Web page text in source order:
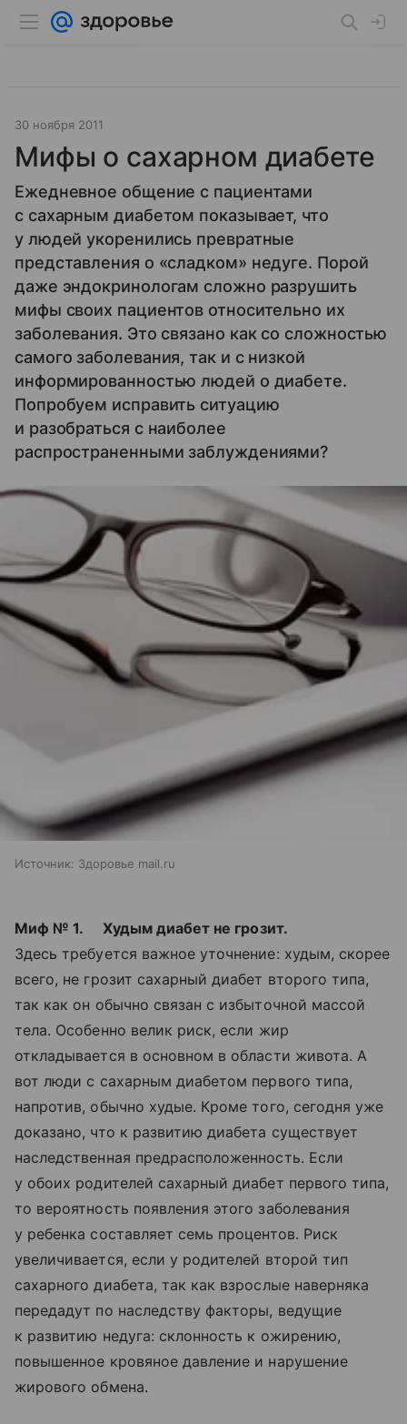
30 ноября 2011
Мифы о сахарном диабете
Ежедневное общение с пациентами
с сахарным диабетом показывает, что
у людей укоренились превратные
представления о «сладком» недуге. Порой
даже эндокринологам сложно разрушить
мифы своих пациентов относительно их
заболевания. Это связано как со сложностью
самого заболевания, так и с низкой
информированностью людей о диабете.
Попробуем исправить ситуацию
и разобраться с наиболее
распространенными заблуждениями?
Источник: Здоровье mail.ru
Миф № 1. Худым диабет не грозит.
Здесь требуется важное уточнение: худым, скорее
всего, не грозит сахарный диабет второго типа,
так как он обычно связан с избыточной массой
тела. Особенно велик риск, если жир
откладывается в основном в области живота. А
вот люди с сахарным диабетом первого типа,
напротив, обычно худые. Кроме того, сегодня уже
доказано, что к развитию диабета существует
наследственная предрасположенность. Если
у обоих родителей сахарный диабет первого типа,
то вероятность появления этого заболевания
у ребенка составляет семь процентов. Риск
увеличивается, если у родителей второй тип
сахарного диабета, так как взрослые наверняка
передадут по наследству факторы, ведущие
к развитию недуга: склонность к ожирению,
повышенное кровяное давление и нарушение
жирового обмена.